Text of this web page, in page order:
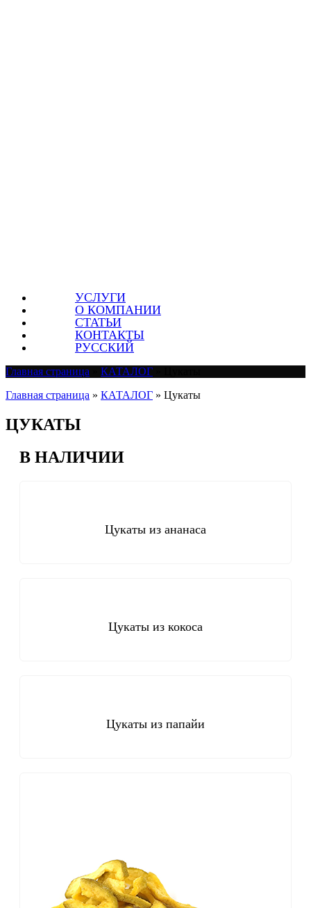
УСЛУГИ
О КОМПАНИИ
СТАТЬИ
КОНТАКТЫ
РУССКИЙ
Главная страница КАТАЛОГ
Главная страница » КАТАЛОГ » Цукаты
ЦУКАТЫ
В НАЛИЧИИ
Цукаты из ананаса
Цукаты из кокоса
Цукаты из папайи